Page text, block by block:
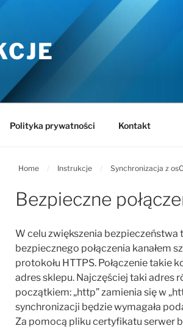
Polityka prywatności Kontakt
Home / Instrukcje / Synchronizacja z
Bezpieczne
W celu zwiększenia
bezpiecznego połączenia kanałem
protokołu HTTPS. Połączenie takie
adres sklepu. Najczęściej taki adres
początkiem: „http” zamienia się w
synchronizacji będzie wymagała
Za pomocą pliku certyfikatu serwer